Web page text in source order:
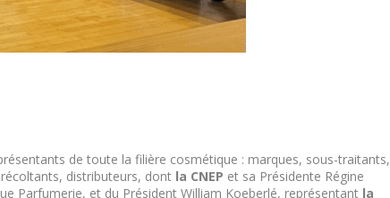
de toute la filière cosmétique : marques, sous-traitants,
distributeurs, dont la CNEP et sa Présidente Régine
Parfumerie, et du Président William Koeberlé, représentant la